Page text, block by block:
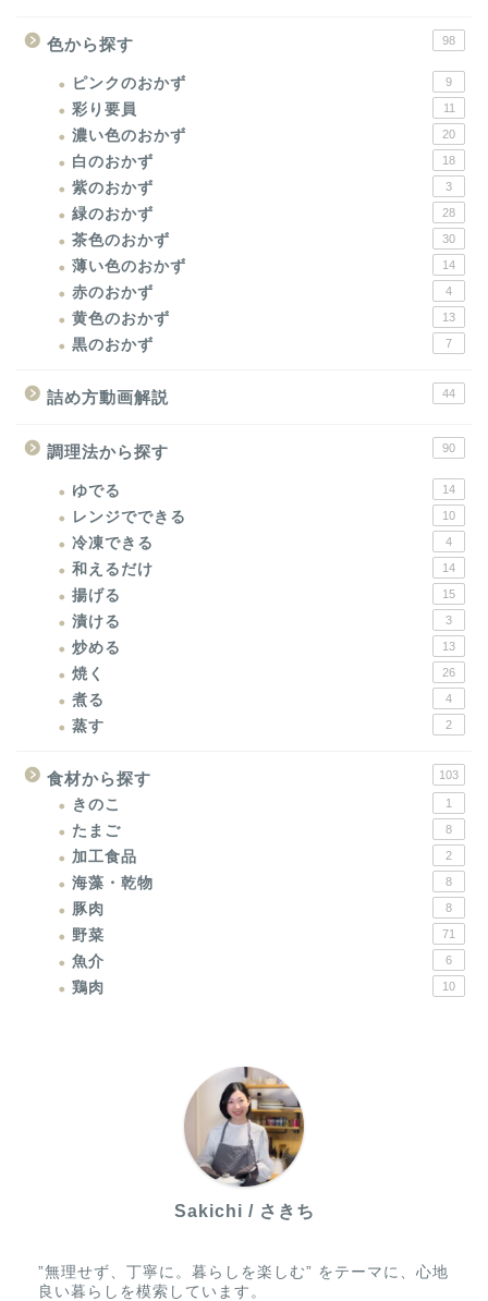
色から探す 98
ピンクのおかず 9
彩り要員 11
濃い色のおかず 20
白のおかず 18
紫のおかず 3
緑のおかず 28
茶色のおかず 30
薄い色のおかず 14
赤のおかず 4
黄色のおかず 13
黒のおかず 7
詰め方動画解説 44
調理法から探す 90
ゆでる 14
レンジでできる 10
冷凍できる 4
和えるだけ 14
揚げる 15
漬ける 3
炒める 13
焼く 26
煮る 4
蒸す 2
食材から探す 103
きのこ 1
たまご 8
加工食品 2
海藻・乾物 8
豚肉 8
野菜 71
魚介 6
鶏肉 10
Sakichi / さきち
”無理せず、丁寧に。暮らしを楽しむ” をテーマに、心地
良い暮らしを模索しています。